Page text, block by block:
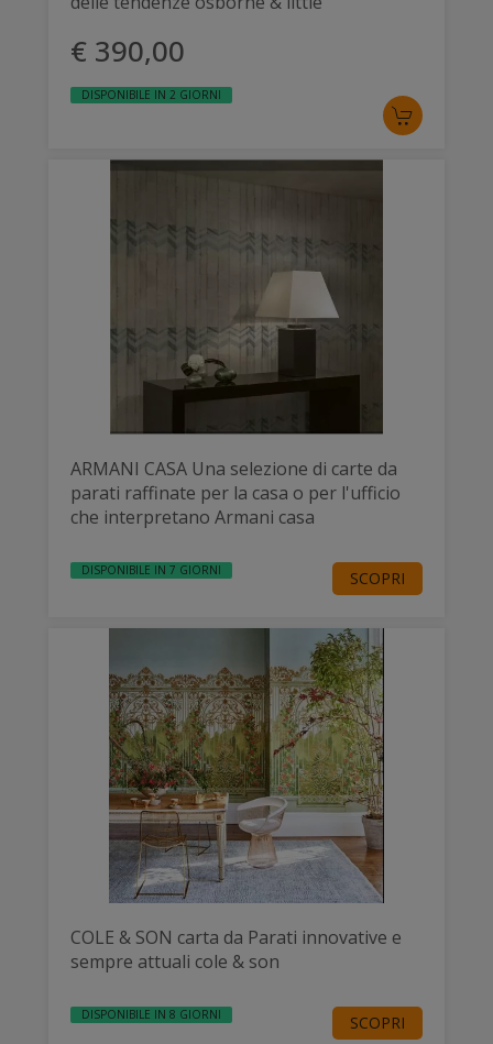
€ 390,00
DISPONIBILE IN 2 GIORNI
ARMANI CASA Una selezione di carte da
parati raffinate per la casa o per l'ufficio
che interpretano Armani casa
DISPONIBILE IN 7 GIORNI SCOPRI
COLE & SON carta da Parati innovative e
sempre attuali cole & son
DISPONIBILE IN 8 GIORNI SCOPRI